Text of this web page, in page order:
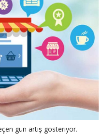
gün artış gösteriyor.